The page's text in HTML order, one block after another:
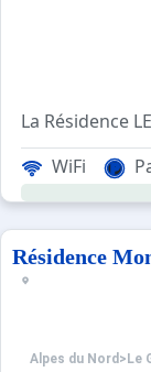
La Résidence
Sur les
Les Plus de
WiFi
Résidence
Alpes du Nord > Le